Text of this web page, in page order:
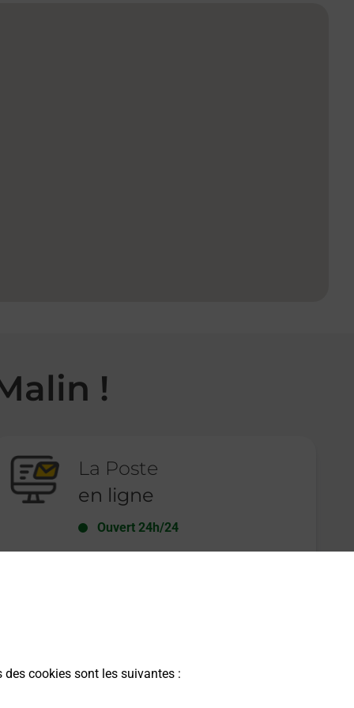
cookies sont les suivantes :
!
La Poste
en ligne
Ouvert 24h/24